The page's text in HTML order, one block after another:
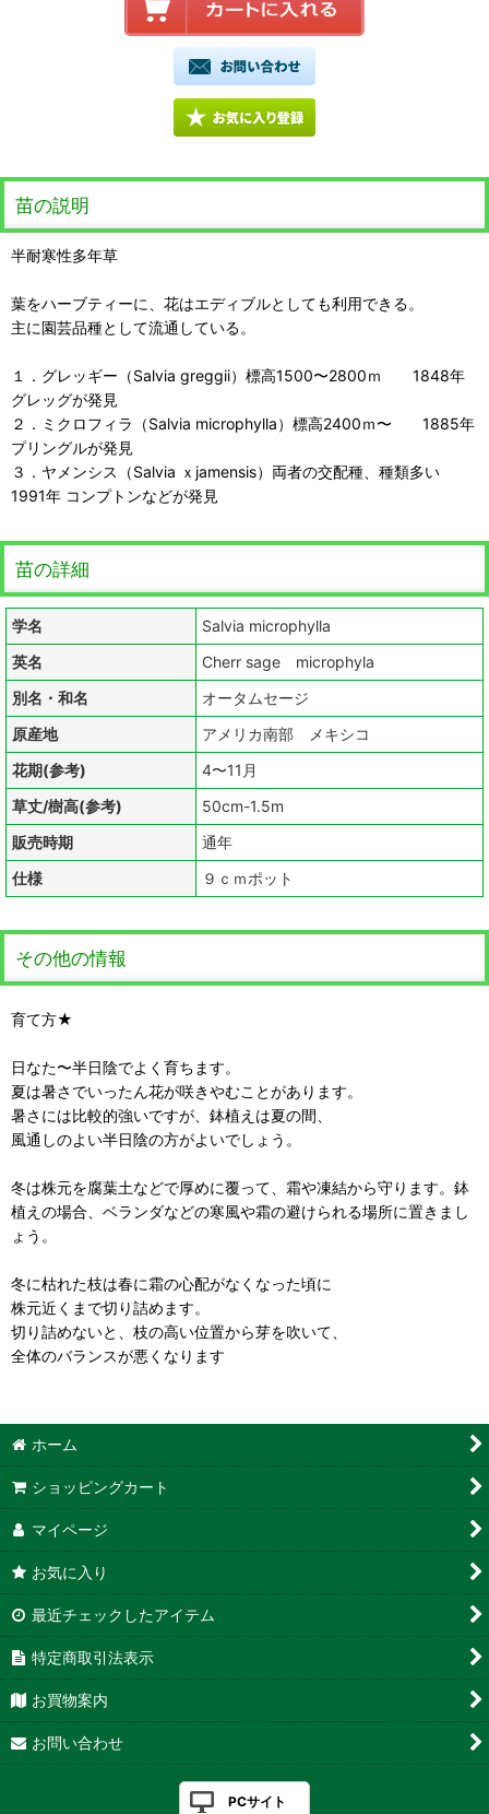
苗の説明
半耐寒性多年草
葉をハーブティーに、花はエディブルとしても利用できる。
主に園芸品種として流通している。
１．グレッギー（Salvia greggii）標高1500〜2800ｍ 1848年
グレッグが発見
２．ミクロフィラ（Salvia microphylla）標高2400ｍ〜 1885年
プリングルが発見
３．ヤメンシス（Salvia ｘjamensis）両者の交配種、種類多い
1991年 コンプトンなどが発見
苗の詳細
学名
Salvia microphylla
英名
Cherr sage microphyla
別名・和名
オータムセージ
原産地
アメリカ南部 メキシコ
花期(参考)
4〜11月
草丈/樹高(参考)
50cm-1.5m
販売時期
通年
仕様
９ｃｍポット
その他の情報
育て方★
日なた〜半日陰でよく育ちます。
夏は暑さでいったん花が咲きやむことがあります。
暑さには比較的強いですが、鉢植えは夏の間、
風通しのよい半日陰の方がよいでしょう。
冬は株元を腐葉土などで厚めに覆って、霜や凍結から守ります。鉢
植えの場合、ベランダなどの寒風や霜の避けられる場所に置きまし
ょう。
冬に枯れた枝は春に霜の心配がなくなった頃に
株元近くまで切り詰めます。
切り詰めないと、枝の高い位置から芽を吹いて、
全体のバランスが悪くなります
ホーム
ショッピングカート
マイページ
お気に入り
最近チェックしたアイテム
特定商取引法表示
お買物案内
お問い合わせ
PCサイト